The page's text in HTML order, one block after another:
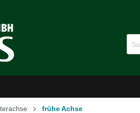
frühe Achse